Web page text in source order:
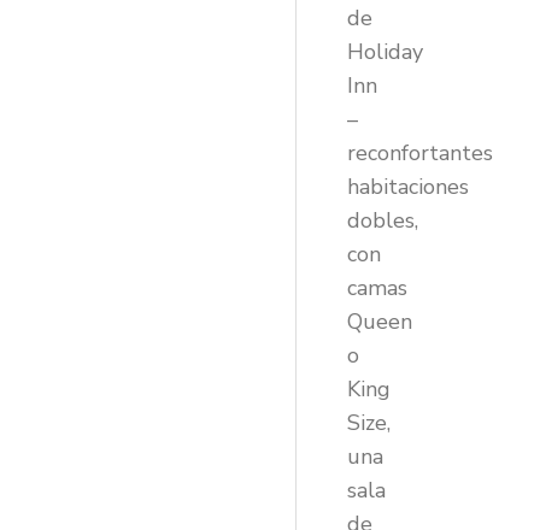
de
Holiday
Inn
–
reconfortantes
habitaciones
dobles,
con
camas
Queen
o
King
Size,
una
sala
de